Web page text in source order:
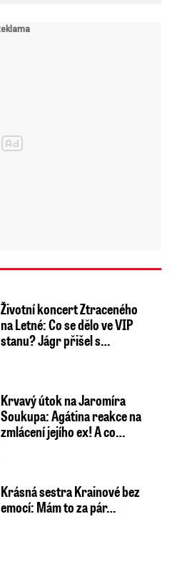
Životní koncert Ztraceného
na Letné: Co se dělo ve VIP
stanu? Jágr přišel s…
Krvavý útok na Jaromíra
Soukupa: Agátina reakce na
zmlácení jejího ex! A co…
Krásná sestra Krainové bez
emocí: Mám to za pár…